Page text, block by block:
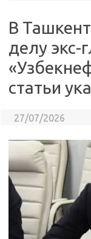
В
делу экс-
статьи
27/07/2026